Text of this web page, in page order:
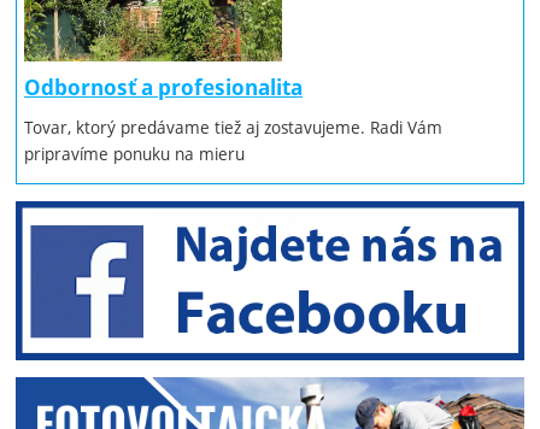
Odbornosť a profesionalita
Tovar, ktorý predávame tiež aj zostavujeme. Radi Vám
pripravíme ponuku na mieru